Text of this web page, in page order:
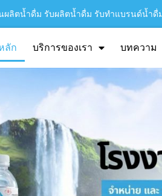
ผลิตน้ำดื่ม รับผลิตน้ำดื่ม รับทำแบรนด์น้ำ
ลัก บริการของเรา บทความ